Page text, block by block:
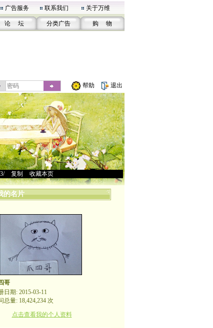
广告服务 联系我们 关于万维
论 坛 分类广告 购 物
帮助 退出
> 复制 收藏本页
的名片
哥
日期: 2015-03-11
总量: 18,424,234 次
点击查看我的个人资料